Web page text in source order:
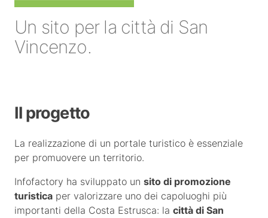
Un sito per la città di San
Vincenzo.
Il progetto
La realizzazione di un portale turistico è essenziale
per promuovere un territorio.
Infofactory ha sviluppato un sito di promozione
turistica per valorizzare uno dei capoluoghi più
importanti della Costa Estrusca: la città di San